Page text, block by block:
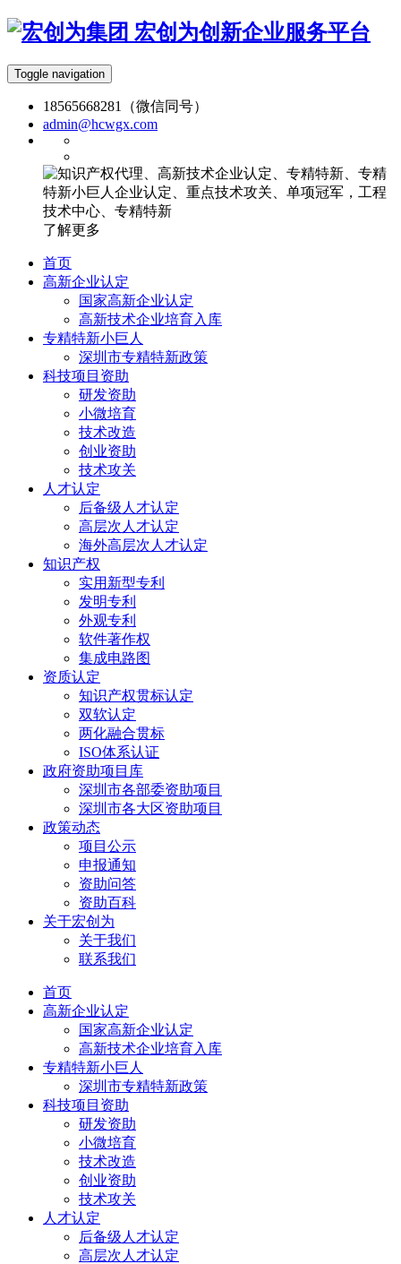
宏创为创新企业服务平台
Toggle navigation
18565668281（微信同号）
admin@hcwgx.com
了解更多
首页
高新企业认定
国家高新企业认定
高新技术企业培育入库
专精特新小巨人
深圳市专精特新政策
科技项目资助
研发资助
小微培育
技术改造
创业资助
技术攻关
人才认定
后备级人才认定
高层次人才认定
海外高层次人才认定
知识产权
实用新型专利
发明专利
外观专利
软件著作权
集成电路图
资质认定
知识产权贯标认定
双软认定
两化融合贯标
ISO体系认证
政府资助项目库
深圳市各部委资助项目
深圳市各大区资助项目
政策动态
项目公示
申报通知
资助问答
资助百科
关于宏创为
关于我们
联系我们
首页
高新企业认定
国家高新企业认定
高新技术企业培育入库
专精特新小巨人
深圳市专精特新政策
科技项目资助
研发资助
小微培育
技术改造
创业资助
技术攻关
人才认定
后备级人才认定
高层次人才认定